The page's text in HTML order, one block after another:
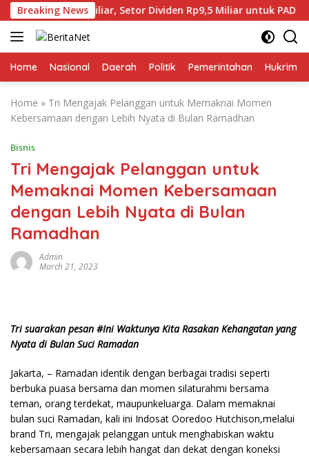
Skip
to
content
Breaking News
Miliar, Setor Dividen Rp9,5 Miliar untuk PAD
Home Nasional Daerah Politik Pemerintahan Hukrim
Home » Tri Mengajak Pelanggan untuk Memaknai Momen
Kebersamaan dengan Lebih Nyata di Bulan Ramadhan
Bisnis
Tri Mengajak Pelanggan untuk
Memaknai Momen Kebersamaan
dengan Lebih Nyata di Bulan
Ramadhan
Admin
March 21, 2023
Tri suarakan pesan #Ini Waktunya Kita Rasakan Kehangatan yang
Nyata di Bulan Suci Ramadan
Jakarta, – Ramadan identik dengan berbagai tradisi seperti
berbuka puasa bersama dan momen silaturahmi bersama
teman, orang terdekat, maupunkeluarga. Dalam memaknai
bulan suci Ramadan, kali ini Indosat Ooredoo Hutchison,melalui
brand Tri, mengajak pelanggan untuk menghabiskan waktu
kebersamaan secara lebih hangat dan dekat dengan koneksi